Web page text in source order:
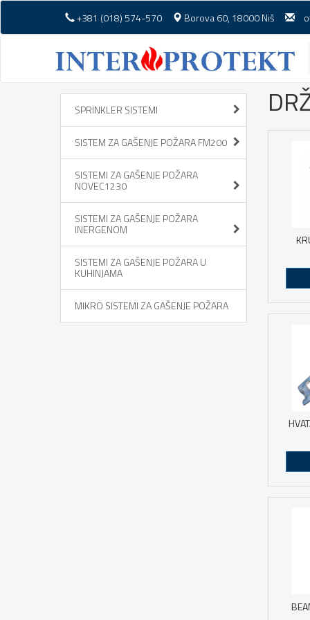
+381 (018) 574-570 Borova 60, 18000 Niš
SPRINKLER SISTEMI
SISTEM ZA GAŠENJE POŽARA FM200
SISTEMI ZA GAŠENJE POŽARA
NOVEC1230
SISTEMI ZA GAŠENJE POŽARA
INERGENOM
SISTEMI ZA GAŠENJE POŽARA U
KUHINJAMA
MIKRO SISTEMI ZA GAŠENJE POŽARA